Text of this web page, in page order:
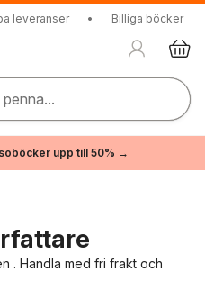
leveranser • Billiga böcker
upp till 50% →
. Handla med fri frakt och